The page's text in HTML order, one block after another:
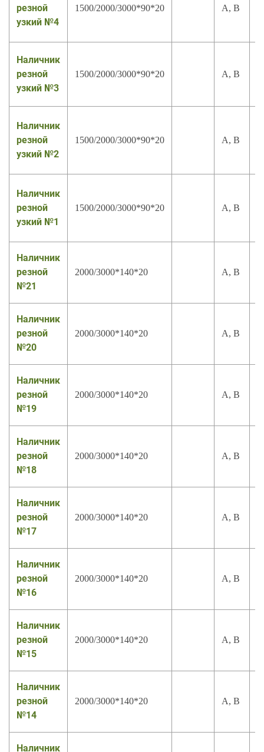
резной
узкий №4
1500/2000/3000*90*20 А, В
Наличник
резной
узкий №3
1500/2000/3000*90*20 А, В
Наличник
резной
узкий №2
1500/2000/3000*90*20 А, В
Наличник
резной
узкий №1
1500/2000/3000*90*20 А, В
Наличник
резной
№21
2000/3000*140*20 А, В
Наличник
резной
№20
2000/3000*140*20 А, В
Наличник
резной
№19
2000/3000*140*20 А, В
Наличник
резной
№18
2000/3000*140*20 А, В
Наличник
резной
№17
2000/3000*140*20 А, В
Наличник
резной
№16
2000/3000*140*20 А, В
Наличник
резной
№15
2000/3000*140*20 А, В
Наличник
резной
№14
2000/3000*140*20 А, В
Наличник